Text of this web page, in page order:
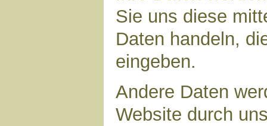
Sie uns diese
Daten handeln,
eingeben.
Andere Daten
Website durch